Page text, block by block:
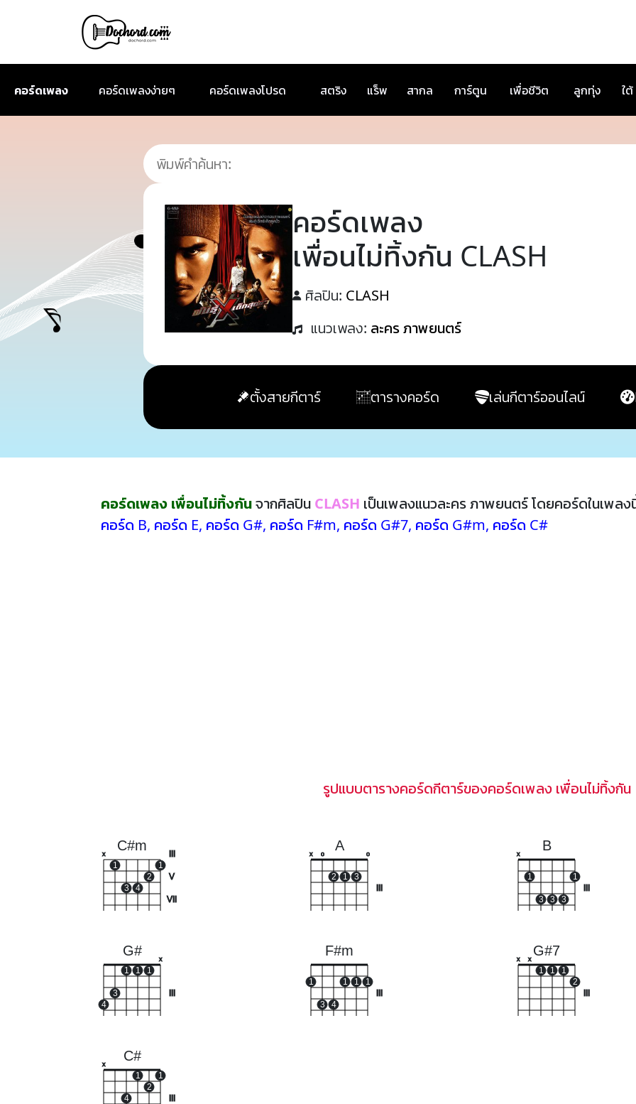
คอร์ดเพลง คอร์ดเพลงง่ายๆ คอร์ดเพลงโปรด สตริง แร็พ สากล การ์ตูน เพื่อชีวิต ลูกทุ่ง ใต้
คอร์ดเพลง
เพื่อนไม่ทิ้งกัน CLASH
ศิลปิน: CLASH
แนวเพลง: ละคร ภาพยนตร์
ตั้งสายกีตาร์ ตารางคอร์ด เล่นกีตาร์ออนไลน์
คอร์ดเพลง เพื่อนไม่ทิ้งกันจากศิลปิน CLASH เป็นเพลงแนวละคร ภาพยนตร์ โดยคอร์ดในเพล
คอร์ด B, คอร์ด E, คอร์ด G#, คอร์ด F#m, คอร์ด G#7, คอร์ด G#m, คอร์ด C#
รูปแบบตารางคอร์ดกีตาร์ของคอร์ดเพลง เพื่อนไม่ทิ้งกัน
C#m
V
VII
x
1
3 4
2
1
A
x o
2 1 3
o
B
x
1
3 3 3
1
G#
4
3
1 1 1
x
F#m
1
3 4
1 1 1
G#7
x x
1 1
1
2
C#
x
4
1
2
1